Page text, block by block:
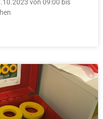
von 09:00 bis